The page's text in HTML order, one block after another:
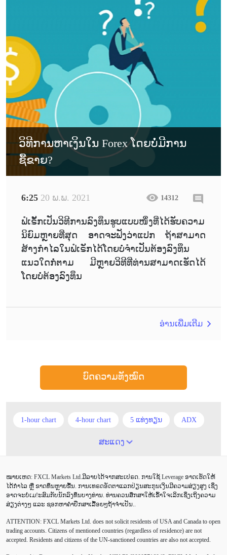
ວິທີການຫາເງິນໃນ Forex ໂດຍບໍ່ມີການ
ຊື້ຂາຍ?
6:25 20 ພ.ພ. 2021 14312
ຟໍເຣັ້ກເປັນວິທີການລົງທຶນຮູບແບບໜຶ່ງທີ່ໄດ້ຮັບຄວາມ
ນິຍົມຫຼາຍທີ່ສຸດ ອາດຈະຟັງວ່າແປກ ຖ້າສາມາດ
ສ້າງກຳໄລໃນຟໍເຣັກໄດ້ໂດຍບໍ່ຈຳເປັນຕ້ອງລົງທຶນ
ແນວໃດກໍ່ຕາມ ມີຫຼາຍວິທີທີ່ທ່ານສາມາດເຮັດໄດ້
ໂດຍບໍ່ຕ້ອງລົງທຶນ
ອ່ານເພີ່ມເຕີມ
ບົດຄວາມທັງໝົດ
1-hour chart 4-hour chart 5 ແທ່ງທຽນ ADX
Alexander Elder
Buy Stop CAD CHF COVID-19 CPI
Canadian dollar Charles Dow
Chinese Yuan Correlation Matrix D1 DailyFX
Default mode network Doji EA EA ເຊີງລຸກ
ສະແດງ
ໝາຍເຫດ: FXCL Markets Ltd.ມີລາຍໄດ້ຈາກສະເປຣດ. ການໃຊ້ Leverage ອາດເຮັດໃຫ້
ໄດ້ກຳໄລ ຫຼື ຂາດທຶນຫຼາຍຂື້ນ. ການເທຣດອັດຕາແລກປ່ຽນສະກຸນເງິນມີຄວາມສ່ຽງສູງ ເຊິ່ງ
ອາດຈະບໍ່ເມ!ະສົມກັບນັກລົງທຶນບາງທ່ານ. ທ່ານຄວນສຶກສາໃຫ້ເຂົ້າໃຈເລິກເຊິ່ງເຖິງຄວາມ
ສ່ຽງຕ່າງໆ ແລະ ຊອກຫາຄຳປຶກສາເລື້ອຍໆຖ້າຈຳເປັນ..
ATTENTION: FXCL Markets Ltd. does not solicit residents of USA and Canada to open
trading accounts. Citizens of mentioned countries (regardless of residence) are not
accepted. Residents and citizens of the UN-sanctioned countries are also not accepted.